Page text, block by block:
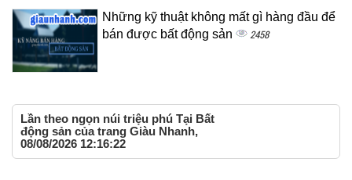
Những kỹ thuật không mất gì hàng đầu để
bán được bất động sản
2458
Lần theo ngọn núi triệu phú Tại Bất
động sản của trang Giàu Nhanh,
08/08/2026 12:16:22